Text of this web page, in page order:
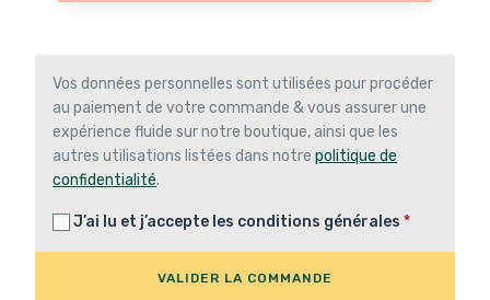
Vos données personnelles sont utilisées pour procéder
au paiement de votre commande & vous assurer une
expérience fluide sur notre boutique, ainsi que les
autres utilisations listées dans notre politique de
confidentialité.
J’ai lu et j’accepte les conditions générales *
VALIDER LA COMMANDE